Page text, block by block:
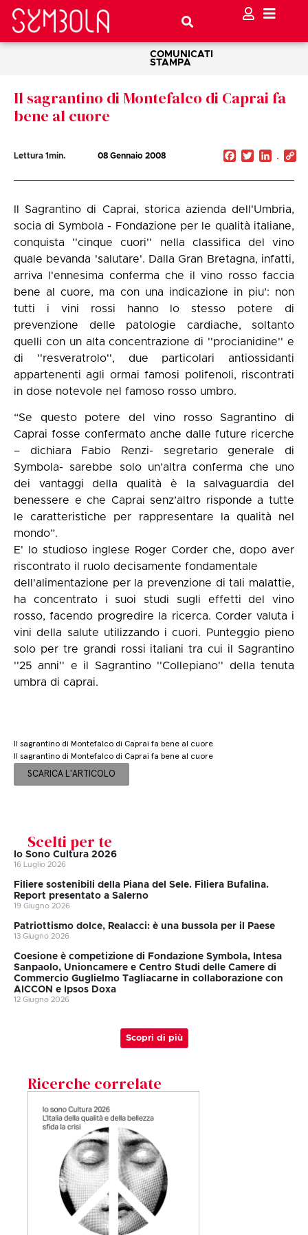
COMUNICATI
STAMPA
Il sagrantino di Montefalco di Caprai fa
bene al cuore
Lettura 1min. 08 Gennaio 2008 Facebook
Twitter
Il Sagrantino di Caprai, storica azienda dell'Umbria,
socia di Symbola - Fondazione per le qualità italiane,
conquista ''cinque cuori'' nella classifica del vino
quale bevanda 'salutare'. Dalla Gran Bretagna, infatti,
arriva l'ennesima conferma che il vino rosso faccia
bene al cuore, ma con una indicazione in piu’: non
tutti i vini rossi hanno lo stesso potere di
prevenzione delle patologie cardiache, soltanto
quelli con un alta concentrazione di ''procianidine'' e
di ''resveratrolo'', due particolari antiossidanti
appartenenti agli ormai famosi polifenoli, riscontrati
in dose notevole nel famoso rosso umbro.
“Se questo potere del vino rosso Sagrantino di
Caprai fosse confermato anche dalle future ricerche
– dichiara Fabio Renzi- segretario generale di
Symbola- sarebbe solo un’altra conferma che uno
dei vantaggi della qualità è la salvaguardia del
benessere e che Caprai senz’altro risponde a tutte
le caratteristiche per rappresentare la qualità nel
mondo”.
E' lo studioso inglese Roger Corder che, dopo aver
riscontrato il ruolo decisamente fondamentale
dell'alimentazione per la prevenzione di tali malattie,
ha concentrato i suoi studi sugli effetti del vino
rosso, facendo progredire la ricerca. Corder valuta i
vini della salute utilizzando i cuori. Punteggio pieno
solo per tre grandi rossi italiani tra cui il Sagrantino
''25 anni'' e il Sagrantino ''Collepiano'' della tenuta
umbra di caprai.
Il sagrantino di Montefalco di Caprai fa bene al cuore
Il sagrantino di Montefalco di Caprai fa bene al cuore
SCARICA L'ARTICOLO
Scelti per te
Io Sono Cultura 2026
16 Luglio 2026
Filiere sostenibili della Piana del Sele. Filiera Bufalina.
Report presentato a Salerno
19 Giugno 2026
Patriottismo dolce, Realacci: è una bussola per il Paese
13 Giugno 2026
Coesione è competizione di Fondazione Symbola, Intesa
Sanpaolo, Unioncamere e Centro Studi delle Camere di
Commercio Guglielmo Tagliacarne in collaborazione con
AICCON e Ipsos Doxa
12 Giugno 2026
Scopri di più
Ricerche correlate